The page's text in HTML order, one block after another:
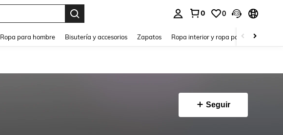
0 0
Ropa para hombre Bisutería y accesorios Zapatos Ropa interior y ropa para dormir
Seguir